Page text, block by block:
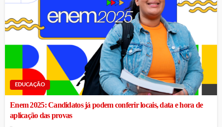
EDUCAÇÃO
Enem 2025: Candidatos já podem conferir locais, data e hora de
aplicação das provas